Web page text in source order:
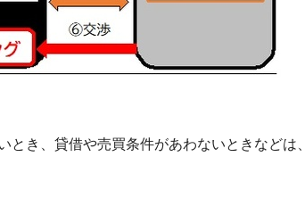
とき、貸借や売買条件があわないときなどは